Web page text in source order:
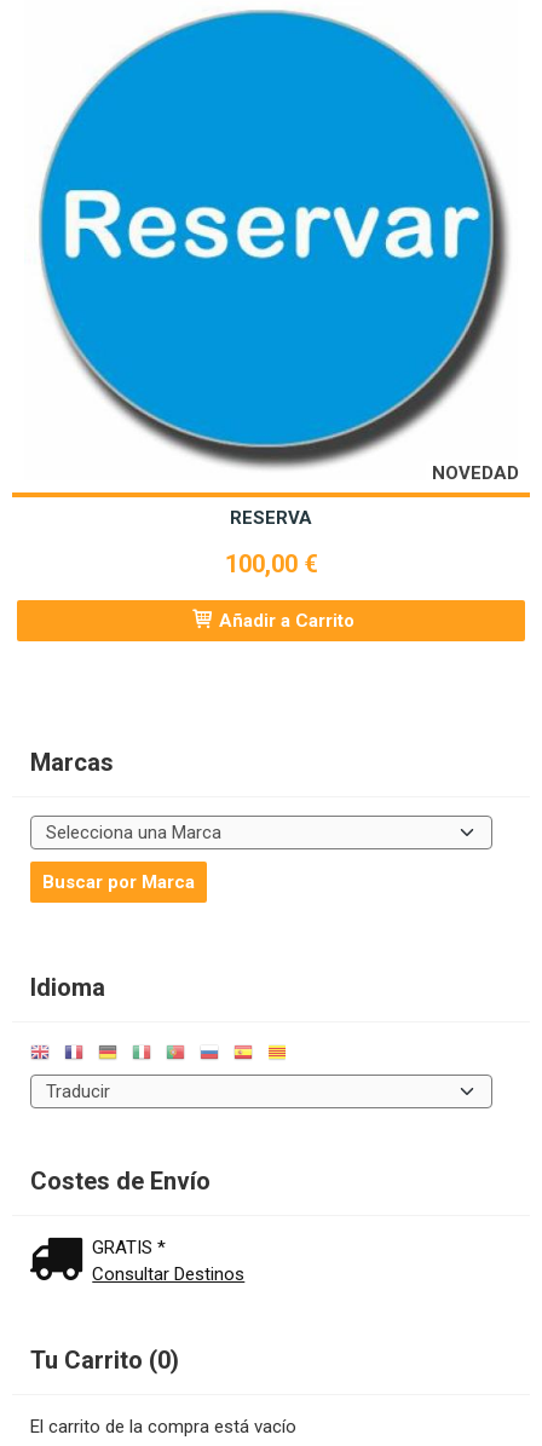
Marcas
Idioma
Costes de Envío
GRATIS *
Consultar Destinos
Tu Carrito (0)
El carrito de la compra está vacío
NOVEDAD
RESERVA
100,00 €
Añadir a Carrito